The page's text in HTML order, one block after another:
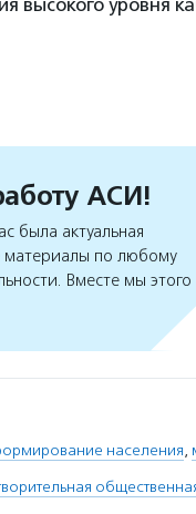
высокого уровня
АСИ!
была актуальная
по любому
Вместе мы этого
населения,